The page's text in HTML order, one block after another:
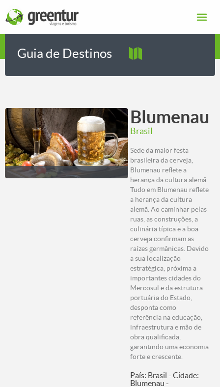
Guia de Destinos
Blumenau
Brasil
Sede da maior festa
brasileira da cerveja,
Blumenau reflete a
herança da cultura alemã.
Tudo em Blumenau reflete
a herança da cultura
alemã. Ao caminhar pelas
ruas, as construções, a
culinária típica e a boa
cerveja confirmam as
raízes germânicas. Devido
a sua localização
estratégica, próxima a
importantes cidades do
Mercosul e da estrutura
portuária do Estado,
desponta como
referência na educação,
infraestrutura e mão de
obra qualificada,
garantindo uma economia
forte e crescente.
País: Brasil - Cidade:
Blumenau -